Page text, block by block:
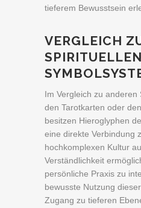
tieferem Bewusstsein
VERGLEICH
SPIRITUELLEN
Im Vergleich zu anderen
den Tarotkarten oder
besitzen Hieroglyphen
eine direkte Verbindung
hochkomplexen Kultur
Verständlichkeit
persönliche Praxis zu
bewusste Nutzung
Zugang zu tieferen